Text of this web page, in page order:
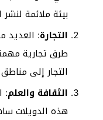
بيئة ملائمة لنشر
التجارة: العديد
طرق تجارية
التجار إلى
الثقافة والعلم:
هذه الدويلات